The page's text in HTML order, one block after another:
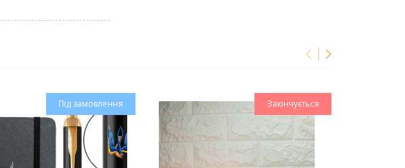
Під замовлення Закінчується